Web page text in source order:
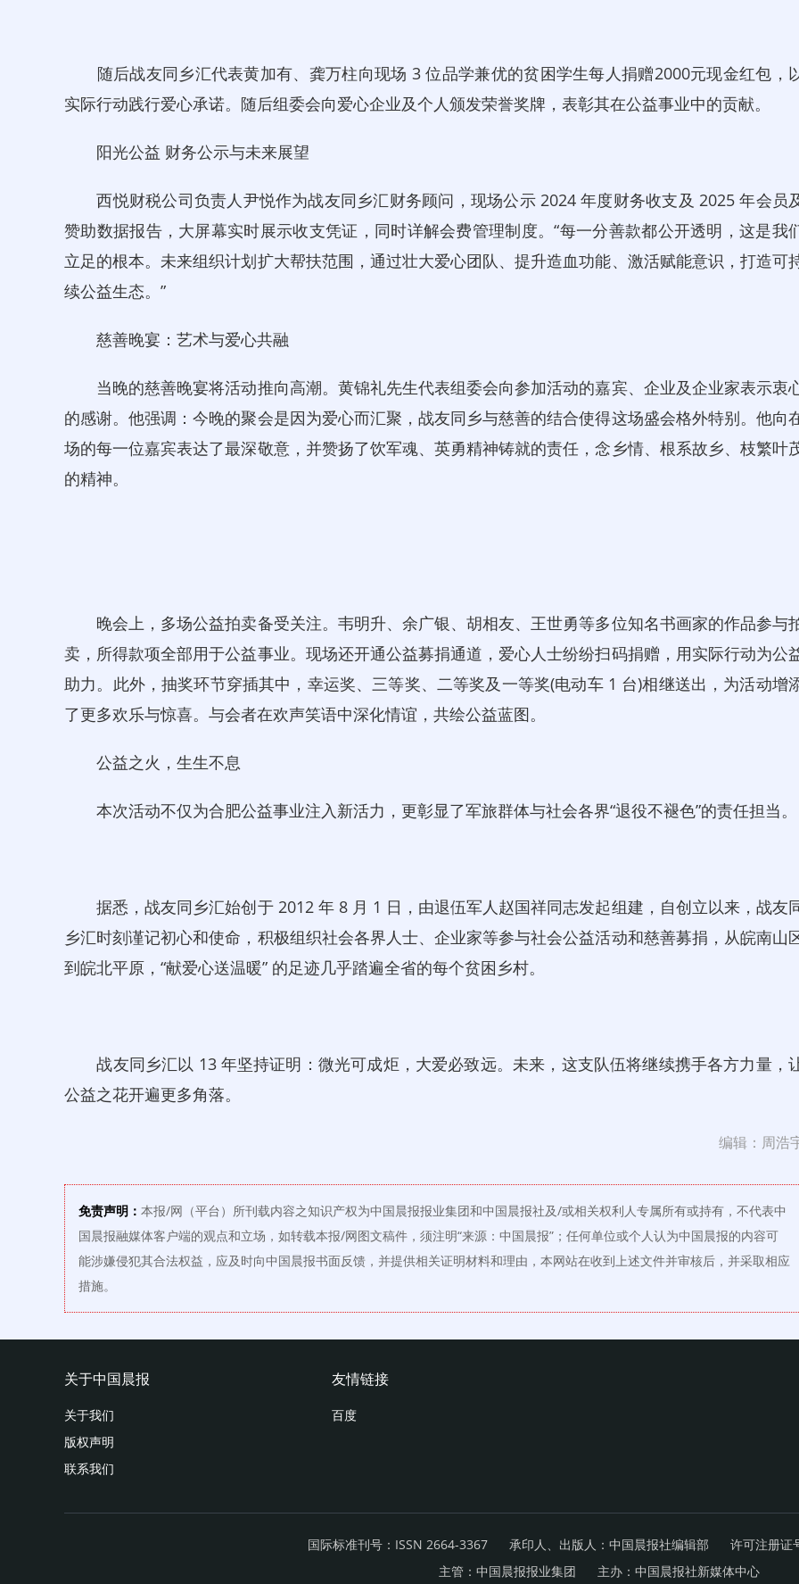
随后战友同乡汇代表黄加有、龚万柱向现场 3 位品学兼优的贫困学生每人捐赠2000元现金红包，
实际行动践行爱心承诺。随后组委会向爱心企业及个人颁发荣誉奖牌，表彰其在公益事业中的贡献。
阳光公益 财务公示与未来展望
西悦财税公司负责人尹悦作为战友同乡汇财务顾问，现场公示 2024 年度财务收支及 2025 年会员
赞助数据报告，大屏幕实时展示收支凭证，同时详解会费管理制度。“每一分善款都公开透明，这是我
立足的根本。未来组织计划扩大帮扶范围，通过壮大爱心团队、提升造血功能、激活赋能意识，打造可
续公益生态。”
慈善晚宴：艺术与爱心共融
当晚的慈善晚宴将活动推向高潮。黄锦礼先生代表组委会向参加活动的嘉宾、企业及企业家表示衷
的感谢。他强调：今晚的聚会是因为爱心而汇聚，战友同乡与慈善的结合使得这场盛会格外特别。他向
场的每一位嘉宾表达了最深敬意，并赞扬了饮军魂、英勇精神铸就的责任，念乡情、根系故乡、枝繁叶
的精神。
晚会上，多场公益拍卖备受关注。韦明升、余广银、胡相友、王世勇等多位知名书画家的作品参与
卖，所得款项全部用于公益事业。现场还开通公益募捐通道，爱心人士纷纷扫码捐赠，用实际行动为公
助力。此外，抽奖环节穿插其中，幸运奖、三等奖、二等奖及一等奖(电动车 1 台)相继送出，为活动增
了更多欢乐与惊喜。与会者在欢声笑语中深化情谊，共绘公益蓝图。
公益之火，生生不息
本次活动不仅为合肥公益事业注入新活力，更彰显了军旅群体与社会各界“退役不褪色”的责任担当。
据悉，战友同乡汇始创于 2012 年 8 月 1 日，由退伍军人赵国祥同志发起组建，自创立以来，战友
乡汇时刻谨记初心和使命，积极组织社会各界人士、企业家等参与社会公益活动和慈善募捐，从皖南山
到皖北平原，“献爱心送温暖” 的足迹几乎踏遍全省的每个贫困乡村。
战友同乡汇以 13 年坚持证明：微光可成炬，大爱必致远。未来，这支队伍将继续携手各方力量，
公益之花开遍更多角落。
编辑：周浩
免责声明： 本报/网（平台）所刊载内容之知识产权为中国晨报报业集团和中国晨报社及/或相关权利人专属所有或持有，不代表中
国晨报融媒体客户端的观点和立场，如转载本报/网图文稿件，须注明“来源：中国晨报”；任何单位或个人认为中国晨报的内容可
能涉嫌侵犯其合法权益，应及时向中国晨报书面反馈，并提供相关证明材料和理由，本网站在收到上述文件并审核后，并采取相应
措施。
关于中国晨报
关于我们
版权声明
联系我们
友情链接
百度
国际标准刊号：ISSN 2664-3367 承印人、出版人：中国晨报社编辑部
许可注册证
主管：中国晨报报业集团
主办：中国晨报社新媒体中心